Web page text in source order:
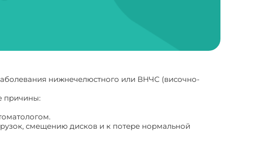
нижнечелюстного или ВНЧС (височно-
причины:
смещению дисков и к потере нормальной